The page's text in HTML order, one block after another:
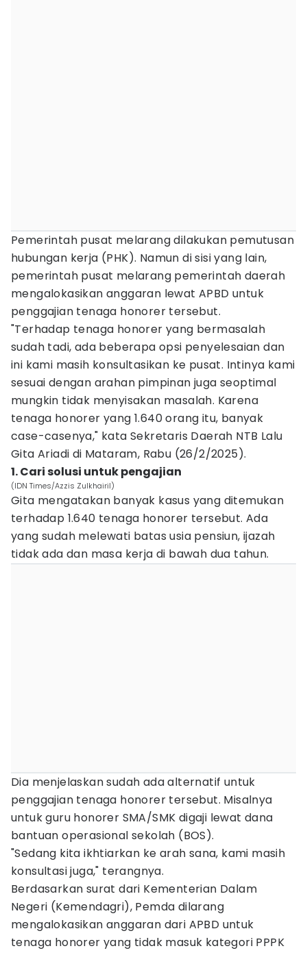
Pemerintah pusat melarang dilakukan pemutusan
hubungan kerja (PHK). Namun di sisi yang lain,
pemerintah pusat melarang pemerintah daerah
mengalokasikan anggaran lewat APBD untuk
penggajian tenaga honorer tersebut.
"Terhadap tenaga honorer yang bermasalah
sudah tadi, ada beberapa opsi penyelesaian dan
ini kami masih konsultasikan ke pusat. Intinya kami
sesuai dengan arahan pimpinan juga seoptimal
mungkin tidak menyisakan masalah. Karena
tenaga honorer yang 1.640 orang itu, banyak
case-casenya," kata Sekretaris Daerah NTB Lalu
Gita Ariadi di Mataram, Rabu (26/2/2025).
1. Cari solusi untuk pengajian
(IDN Times/Azzis Zulkhairil)
Gita mengatakan banyak kasus yang ditemukan
terhadap 1.640 tenaga honorer tersebut. Ada
yang sudah melewati batas usia pensiun, ijazah
tidak ada dan masa kerja di bawah dua tahun.
Dia menjelaskan sudah ada alternatif untuk
penggajian tenaga honorer tersebut. Misalnya
untuk guru honorer SMA/SMK digaji lewat dana
bantuan operasional sekolah (BOS).
"Sedang kita ikhtiarkan ke arah sana, kami masih
konsultasi juga," terangnya.
Berdasarkan surat dari Kementerian Dalam
Negeri (Kemendagri), Pemda dilarang
mengalokasikan anggaran dari APBD untuk
tenaga honorer yang tidak masuk kategori PPPK